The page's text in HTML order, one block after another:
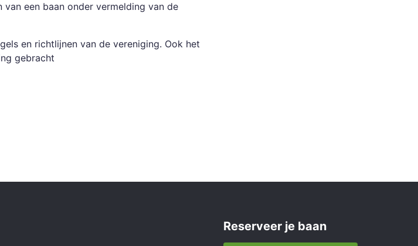
een baan onder vermelding van de
en richtlijnen van de vereniging. Ook het
gebracht
Reserveer je baan